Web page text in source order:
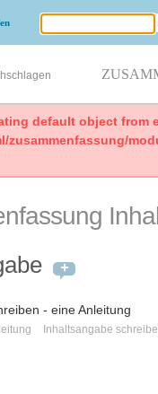
default object from
zusammenfassung/
- eine Anleitung
Inhaltsangabe